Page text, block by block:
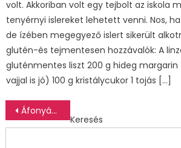
volt. Akkoriban volt egy tejbolt az iskola
tenyérnyi islereket lehetett venni. Nos,
de ízében megegyező islert sikerült
glutén-és tejmentesen hozzávalók: A
gluténmentes liszt 200 g hideg
vajjal is jó) 100 g kristálycukor 1 tojás […]
Bejegyzés
navigáció
Áfonyás muffin
Keresés